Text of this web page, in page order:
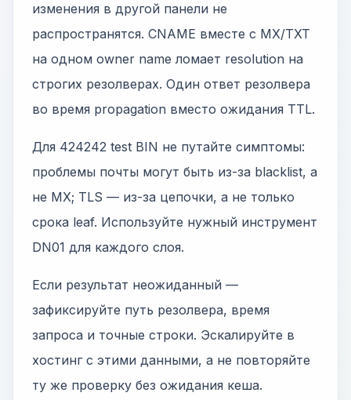
изменения в другой панели не
распространятся. CNAME вместе с MX/TXT
на одном owner name ломает resolution на
строгих резолверах. Один ответ резолвера
во время propagation вместо ожидания TTL.
Для 424242 test BIN не путайте симптомы:
проблемы почты могут быть из-за blacklist, а
не MX; TLS — из-за цепочки, а не только
срока leaf. Используйте нужный инструмент
DN01 для каждого слоя.
Если результат неожиданный —
зафиксируйте путь резолвера, время
запроса и точные строки. Эскалируйте в
хостинг с этими данными, а не повторяйте
ту же проверку без ожидания кеша.